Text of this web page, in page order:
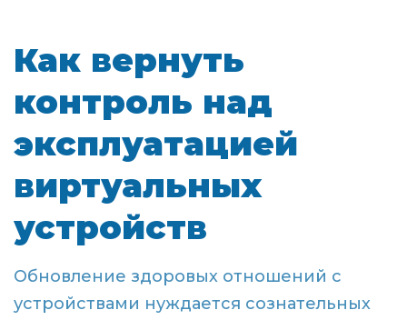
Как вернуть
контроль над
эксплуатацией
виртуальных
устройств
Обновление здоровых отношений с
устройствами нуждается сознательных